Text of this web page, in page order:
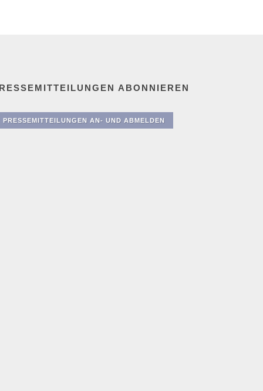
ABONNIEREN
PRESSEMITTEILUNGEN AN- UND ABMELDEN